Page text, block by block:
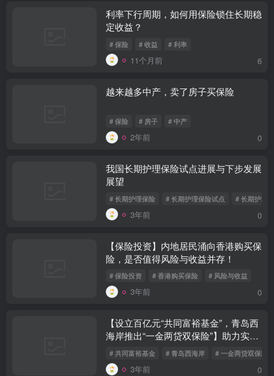
利率下行周期，如何用保险锁住长期稳
定收益？
# 保险 # 收益 # 利率
11个月前 6
越来越多中产，卖了房子买保险
# 保险 # 房子 # 中产
2年前 0
我国长期护理保险试点进展与下步发展
展望
# 长期护理保险 # 长期护理保险试点 # 长期护理
3年前 0
【保险投资】内地居民涌向香港购买保
险，是否值得风险与收益并存！
# 保险投资 # 香港购买保险 # 风险与收益
3年前 0
【设立百亿元“共同富裕基金”，青岛西
海岸推出“一金两贷双保险”】助力实现
共同富裕目标
# 共同富裕基金 # 青岛西海岸 # 一金两贷双保险
3年前 0